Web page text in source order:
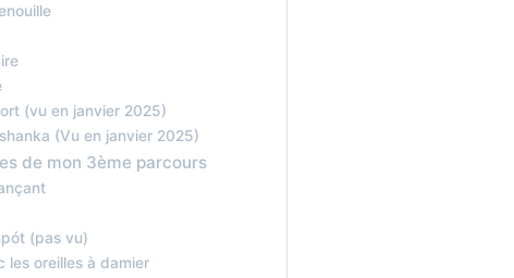
(vu en janvier 2025)
(Vu en janvier 2025)
de mon 3ème parcours
(pas vu)
les oreilles à damier